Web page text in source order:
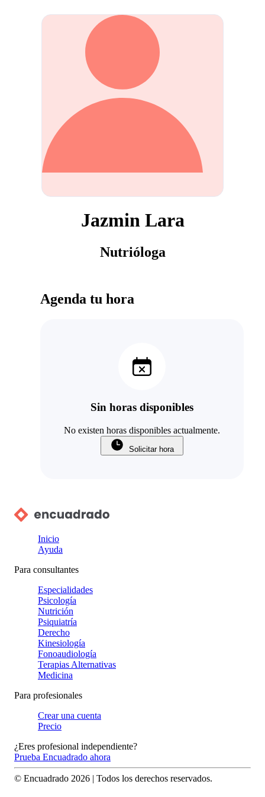
Jazmin Lara
Nutrióloga
Agenda tu hora
Sin horas disponibles
No existen horas disponibles actualmente.
Solicitar hora
Inicio
Ayuda
Para consultantes
Especialidades
Psicología
Nutrición
Psiquiatría
Derecho
Kinesiología
Fonoaudiología
Terapias Alternativas
Medicina
Para profesionales
Crear una cuenta
Precio
¿Eres profesional independiente?
Prueba Encuadrado ahora
© Encuadrado 2026 | Todos los derechos reservados.